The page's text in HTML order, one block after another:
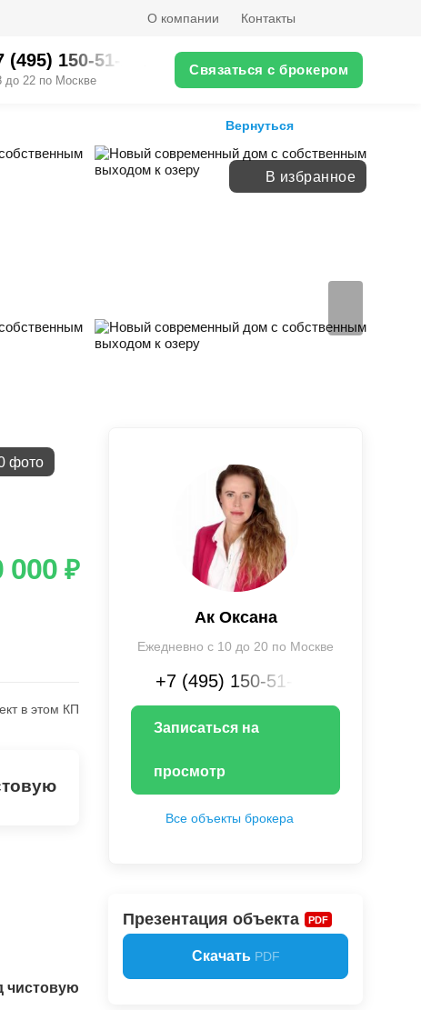
О компании Контакты
(495) 150-51-XX
до 22 по Москве
Связаться с брокером
Вернуться
В избранное
фото
000 ₽
в этом КП
чистовую
Ак Оксана
Ежедневно с 10 до 20 по Москве
+7 (495) 150-51-XX
Записаться на
просмотр
Все объекты брокера
Презентация объекта PDF
Скачать PDF